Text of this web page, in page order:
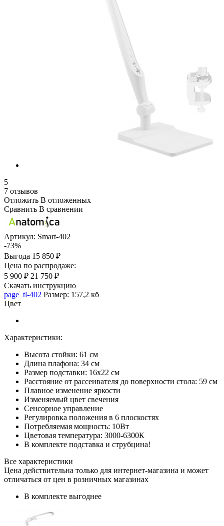
5
7 отзывов
Отложить В отложенных
Сравнить В сравнении
Артикул: Smart-402
-73%
Выгода 15 850 ₽
Цена по распродаже:
5 900 ₽ 21 750 ₽
Скачать инструкцию
page_tl-402 Размер: 157,2 кб
Цвет
Характеристики:
Высота стойки: 61 см
Длина плафона: 34 см
Размер подставки: 16х22 см
Расстояние от рассеивателя до поверхности стола: 59 см
Плавное изменение яркости
Изменяемый цвет свечения
Сенсорное управление
Регулировка положения в 6 плоскостях
Потребляемая мощность: 10Вт
Цветовая температура: 3000-6300К
В комплекте подставка и струбцина!
Все характеристики
Цена действительна только для интернет-магазина и может
отличаться от цен в розничных магазинах
В комплекте выгоднее